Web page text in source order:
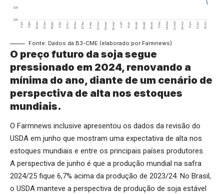
Fonte: Dados da B3-CME (elaborado por Farmnews)
O preço futuro da soja segue
pressionado em 2024, renovando a
mínima do ano, diante de um cenário de
perspectiva de alta nos estoques
mundiais.
O Farmnews inclusive apresentou os dados da revisão do
USDA em junho que mostram uma expectativa de alta nos
estoques mundiais e entre os principais países produtores.
A perspectiva de junho é que a produção mundial na safra
2024/25 fique 6,7% acima da produção de 2023/24. No Brasil,
o USDA manteve a perspectiva de produção de soja estável